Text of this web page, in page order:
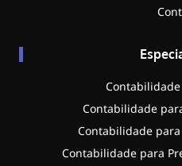
Contabilidade
Contabilidade
Contabilidade
Contabilidade para